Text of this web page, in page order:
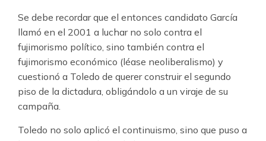
Se debe recordar que el entonces candidato García
llamó en el 2001 a luchar no solo contra el
fujimorismo político, sino también contra el
fujimorismo económico (léase neoliberalismo) y
cuestionó a Toledo de querer construir el segundo
piso de la dictadura, obligándolo a un viraje de su
campaña.
Toledo no solo aplicó el continuismo, sino que puso a